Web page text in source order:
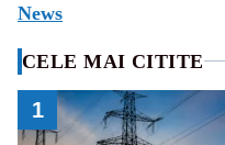
News
CELE MAI CITITE
1